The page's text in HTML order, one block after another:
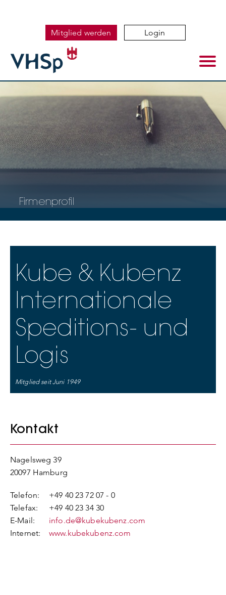
Mitglied werden Login
Firmenprofil
Kube & Kubenz
Internationale
Speditions- und
Logis
Mitglied seit Juni 1949
Kontakt
Nagelsweg 39
20097 Hamburg
Telefon:
+49 40 23 72 07 - 0
Telefax:
+49 40 23 34 30
E-Mail:
info.de@kubekubenz.com
Internet:
www.kubekubenz.com